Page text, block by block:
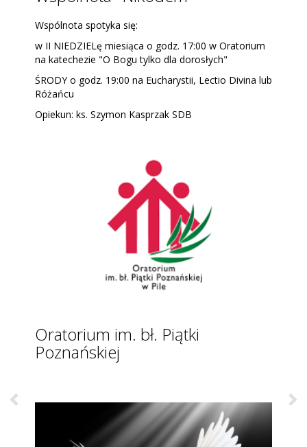
Oaza - Ruch Światło-Życie
Opiekun: ks. Dan Machola SDB
Stopień 1 (szkoła średnia wzwyż) Piątki 17:00
wszystkie spotkania odbywają się w Oratorium w
wspólnotowe w Oratorium.
Okresowo wspólnota jest zaangażowana w życie
parafii (służba w parafii, obstawianie liturgii, działania